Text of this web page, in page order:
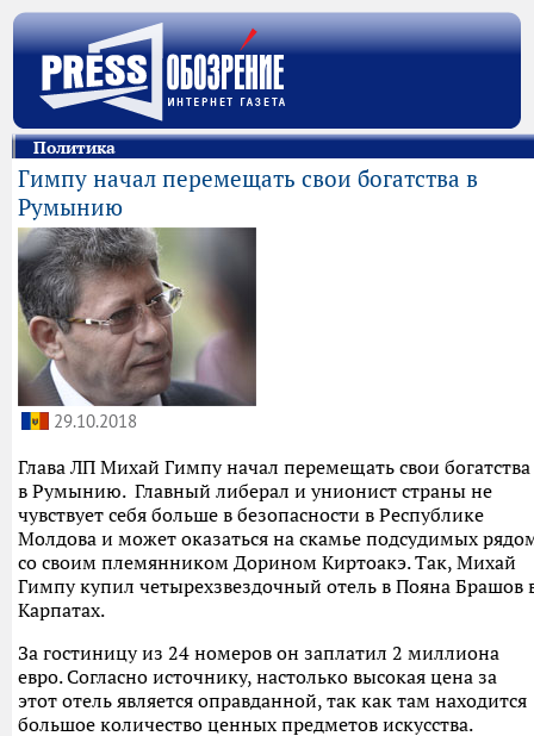
Политика
Гимпу начал перемещать свои богатства в
Румынию
29.10.2018
Глава ЛП Михай Гимпу начал перемещать свои богатства
в Румынию. Главный либерал и унионист страны не
чувствует себя больше в безопасности в Республике
Молдова и может оказаться на скамье подсудимых
со своим племянником Дорином Киртоакэ. Так, Михай
Гимпу купил четырехзвездочный отель в Пояна Брашов
Карпатах.
За гостиницу из 24 номеров он заплатил 2 миллиона
евро. Согласно источнику, настолько высокая цена за
этот отель является оправданной, так как там находится
большое количество ценных предметов искусства.